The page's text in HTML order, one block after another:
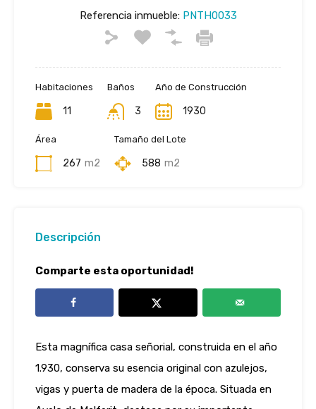
Referencia inmueble:PNTH0033
Habitaciones
11
Baños
3
Año de Construcción
1930
Área
267 m2
Tamaño del Lote
588 m2
Descripción
Comparte esta oportunidad!
Esta magnífica casa señorial, construida en el año
1.930, conserva su esencia original con azulejos,
vigas y puerta de madera de la época. Situada en